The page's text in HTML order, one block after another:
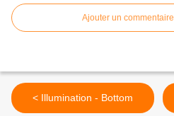
Ajouter un commentaire
< Illumination - Bottom